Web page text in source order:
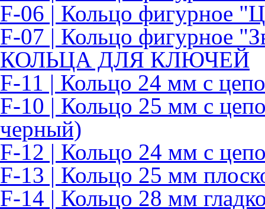
F-06 | Кольцо фигурное
F-07 | Кольцо фигурное
КОЛЬЦА ДЛЯ КЛЮЧЕЙ
F-11 | Кольцо 24 мм с
F-10 | Кольцо 25 мм с
черный)
F-12 | Кольцо 24 мм с
F-13 | Кольцо 25 мм
F-14 | Кольцо 28 мм